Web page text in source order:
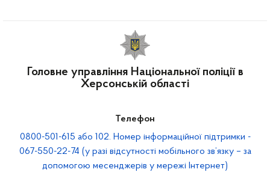
Головне управління Національної поліції в
Херсонській області
Телефон
0800-501-615 або 102. Номер інформаційної підтримки -
067-550-22-74 (у разі відсутності мобільного зв’язку – за
допомогою месенджерів у мережі Інтернет)